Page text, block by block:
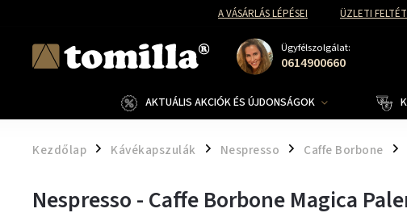
A VÁSÁRLÁS LÉPÉSEI ÜZLETI
Ügyfélszolgálat:
0614900660
AKTUÁLIS AKCIÓK ÉS ÚJDONSÁGOK
Kezdőlap / Kávékapszulák / Nespresso / Caffe Borbone /
Nespresso - Caffe Borbone Magica